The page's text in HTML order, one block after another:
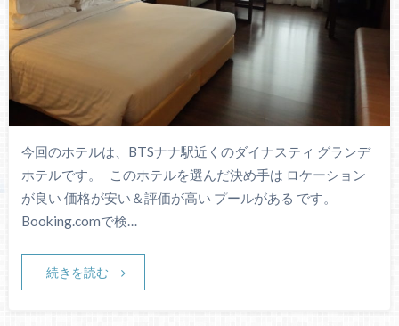
今回のホテルは、BTSナナ駅近くのダイナスティ グランデ
ホテルです。 このホテルを選んだ決め手は ロケーション
が良い 価格が安い＆評価が高い プールがある です。
Booking.comで検…
続きを読む